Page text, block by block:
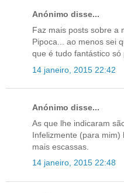
Anónimo disse...
Faz mais posts sobre a
Pipoca... ao menos sei
que é tudo fantástico
14 janeiro, 2015 22:42
Anónimo disse...
As que lhe indicaram
Infelizmente (para mim)
mais escassas.
14 janeiro, 2015 22:48